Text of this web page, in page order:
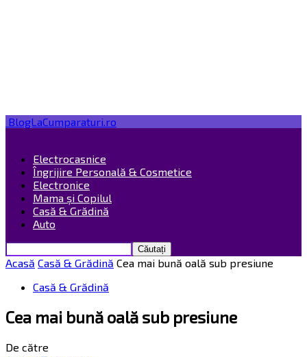
BlogLaCumparaturi.ro
Electrocasnice
Îngrijire Personală & Cosmetice
Electronice
Mama și Copilul
Casă & Grădină
Auto
Acasă Casă & Grădină Cea mai bună oală sub presiune
Casă & Grădină
Cea mai bună oală sub presiune
De către